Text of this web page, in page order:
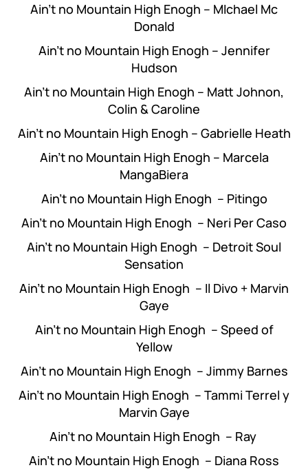
Ain’t no Mountain High Enogh – MIchael Mc
Donald
Ain’t no Mountain High Enogh – Jennifer
Hudson
Ain’t no Mountain High Enogh – Matt Johnon,
Colin & Caroline
Ain’t no Mountain High Enogh – Gabrielle Heath
Ain’t no Mountain High Enogh – Marcela
MangaBiera
Ain’t no Mountain High Enogh – Pitingo
Ain’t no Mountain High Enogh – Neri Per Caso
Ain’t no Mountain High Enogh – Detroit Soul
Sensation
Ain’t no Mountain High Enogh – Il Divo + Marvin
Gaye
Ain’t no Mountain High Enogh – Speed of
Yellow
Ain’t no Mountain High Enogh – Jimmy Barnes
Ain’t no Mountain High Enogh – Tammi Terrel y
Marvin Gaye
Ain’t no Mountain High Enogh – Ray
Ain’t no Mountain High Enogh – Diana Ross